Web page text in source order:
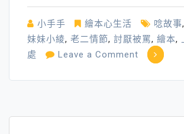
小手手 繪本心生活 唸故事,
妹妹小綾, 老二情節, 討厭被罵, 繪本,
處
Leave a Comment on
一